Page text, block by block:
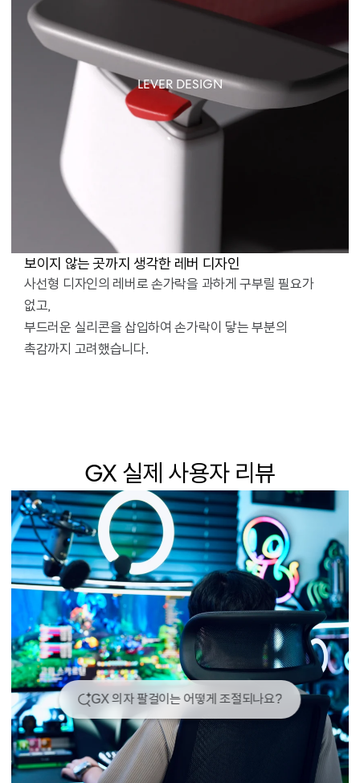
LEVER DESIGN
보이지 않는 곳까지 생각한 레버 디자인
사선형 디자인의 레버로 손가락을 과하게 구부릴 필요가
없고,
부드러운 실리콘을 삽입하여 손가락이 닿는 부분의
촉감까지 고려했습니다.
GX 실제 사용자 리뷰